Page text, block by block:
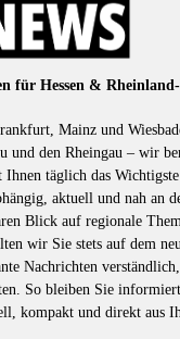
für Hessen &
Mainz und
und den Rheingau – wir
täglich das Wichtigste
aktuell und nah an
Blick auf regionale
wir Sie stets auf dem
Nachrichten
So bleiben Sie
kompakt und direkt aus